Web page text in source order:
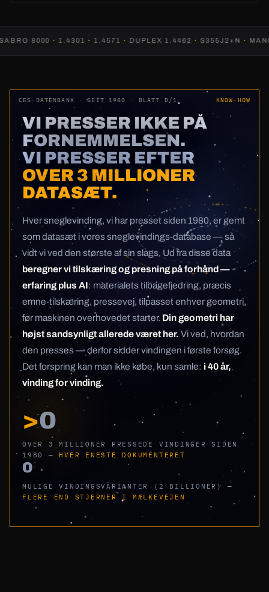
8000·1.4301·1.4571·DUPLEX 1.4462·S355J2+N·
CES-DATENBANK · SEIT 1980 · BLATT D/1 KNOW-HOW
VI PRESSER IKKE PÅ
FORNEMMELSEN.
VI PRESSER EFTER
OVER 3 MILLIONER
DATASÆT.
Hver sneglevinding, vi har presset siden 1980, er gemt
som datasæt i vores sneglevindings-database — så
vidt vi ved den største af sin slags. Ud fra disse data
beregner vi tilskæring og presning på forhånd —
erfaring plus AI: materialets tilbagefjedring, præcis
emne-tilskæring, pressevej, tilpasset enhver geometri,
før maskinen overhovedet starter. Din geometri har
højst sandsynligt allerede været her. Vi ved, hvordan
den presses — derfor sidder vindingen i første forsøg.
Det forspring kan man ikke købe, kun samle: i 40 år,
vinding for vinding.
>0
OVER 3 MILLIONER PRESSEDE VINDINGER SIDEN
1980 —HVER ENESTE DOKUMENTERET
0
MULIGE VINDINGSVARIANTER (2 BILLIONER) —
FLERE END STJERNER I MÆLKEVEJEN